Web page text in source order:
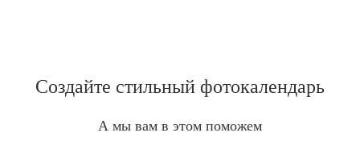
Создайте стильный фотокалендарь
А мы вам в этом поможем